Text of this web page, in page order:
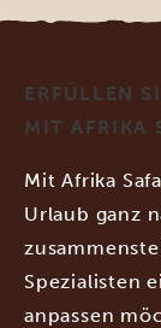
ERFÜLLEN
MIT AFRIKA
Mit Afrika
Urlaub ganz
Spezialisten
anpassen